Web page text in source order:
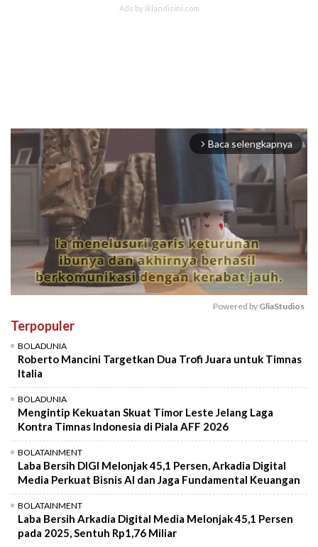
arrow_forward_ios Baca selengkapnya
Powered by GliaStudios
Terpopuler
BOLADUNIA
Roberto Mancini Targetkan Dua Trofi Juara untuk Timnas
Italia
BOLADUNIA
Mengintip Kekuatan Skuat Timor Leste Jelang Laga
Kontra Timnas Indonesia di Piala AFF 2026
BOLATAINMENT
Laba Bersih DIGI Melonjak 45,1 Persen, Arkadia Digital
Media Perkuat Bisnis AI dan Jaga Fundamental Keuangan
BOLATAINMENT
Laba Bersih Arkadia Digital Media Melonjak 45,1 Persen
pada 2025, Sentuh Rp1,76 Miliar